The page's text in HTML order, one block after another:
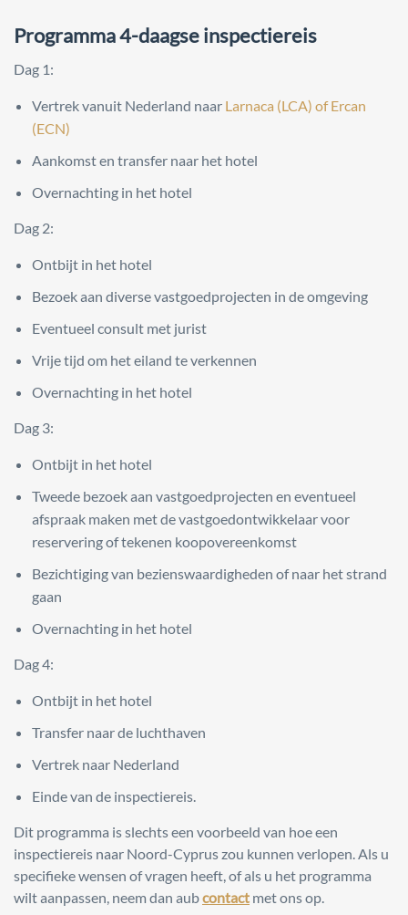
Programma 4-daagse inspectiereis
Dag 1:
Vertrek vanuit Nederland naar Larnaca (LCA) of Ercan
(ECN)
Aankomst en transfer naar het hotel
Overnachting in het hotel
Dag 2:
Ontbijt in het hotel
Bezoek aan diverse vastgoedprojecten in de omgeving
Eventueel consult met jurist
Vrije tijd om het eiland te verkennen
Overnachting in het hotel
Dag 3:
Ontbijt in het hotel
Tweede bezoek aan vastgoedprojecten en eventueel
afspraak maken met de vastgoedontwikkelaar voor
reservering of tekenen koopovereenkomst
Bezichtiging van bezienswaardigheden of naar het strand
gaan
Overnachting in het hotel
Dag 4:
Ontbijt in het hotel
Transfer naar de luchthaven
Vertrek naar Nederland
Einde van de inspectiereis.
Dit programma is slechts een voorbeeld van hoe een
inspectiereis naar Noord-Cyprus zou kunnen verlopen. Als u
specifieke wensen of vragen heeft, of als u het programma
wilt aanpassen, neem dan aubcontact met ons op.